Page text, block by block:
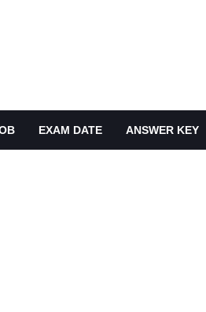
EXAM DATE ANSWER KEY